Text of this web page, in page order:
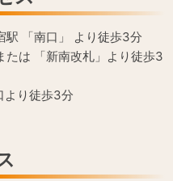
駅 「南口」 より徒歩3分
たは 「新南改札」より徒歩3
より徒歩3分